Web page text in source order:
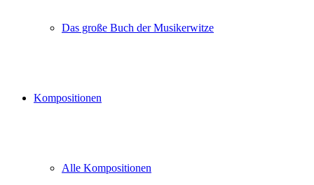
Das große Buch der Musikerwitze
Kompositionen
Alle Kompositionen